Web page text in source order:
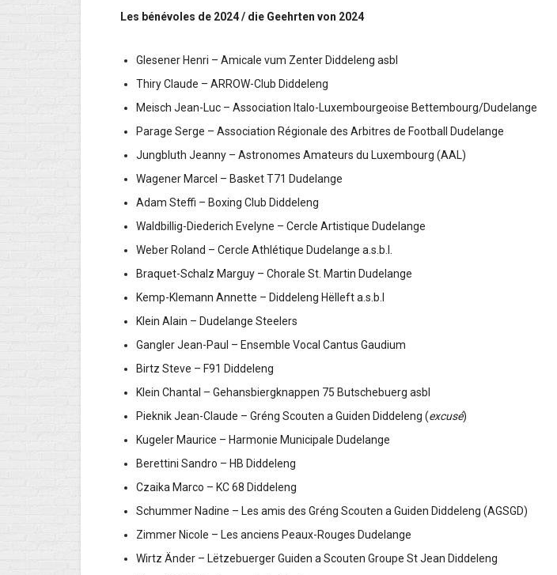
Les bénévoles de 2024 / die Geehrten von 2024
Glesener Henri – Amicale vum Zenter Diddeleng asbl
Thiry Claude – ARROW-Club Diddeleng
Meisch Jean-Luc – Association Italo-Luxembourgeoise Bettembourg/Dudelange
Parage Serge – Association Régionale des Arbitres de Football Dudelange
Jungbluth Jeanny – Astronomes Amateurs du Luxembourg (AAL)
Wagener Marcel – Basket T71 Dudelange
Adam Steffi – Boxing Club Diddeleng
Waldbillig-Diederich Evelyne – Cercle Artistique Dudelange
Weber Roland – Cercle Athlétique Dudelange a.s.b.l.
Braquet-Schalz Marguy – Chorale St. Martin Dudelange
Kemp-Klemann Annette – Diddeleng Hëlleft a.s.b.l
Klein Alain – Dudelange Steelers
Gangler Jean-Paul – Ensemble Vocal Cantus Gaudium
Birtz Steve – F91 Diddeleng
Klein Chantal – Gehansbiergknappen 75 Butschebuerg asbl
Pieknik Jean-Claude – Gréng Scouten a Guiden Diddeleng (excusé)
Kugeler Maurice – Harmonie Municipale Dudelange
Berettini Sandro – HB Diddeleng
Czaika Marco – KC 68 Diddeleng
Schummer Nadine – Les amis des Gréng Scouten a Guiden Diddeleng (AGSGD)
Zimmer Nicole – Les anciens Peaux-Rouges Dudelange
Wirtz Änder – Lëtzebuerger Guiden a Scouten Groupe St Jean Diddeleng